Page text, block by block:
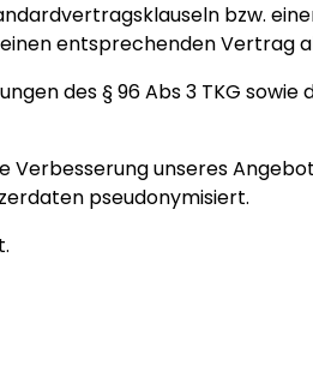
bzw.
entsprechenden Vertrag
des § 96 Abs 3 TKG sowie
unseres
pseudonymisiert.